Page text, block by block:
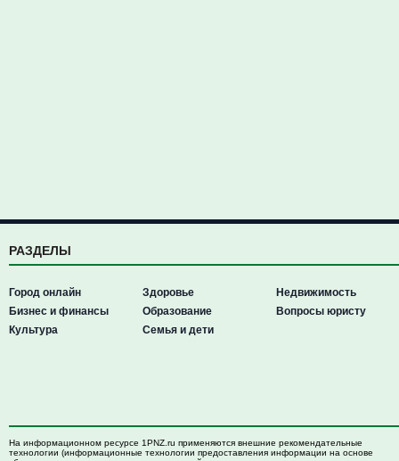
РАЗДЕЛЫ
Город онлайн
Бизнес и финансы
Культура
Здоровье
Образование
Семья и дети
Недвижимость
Вопросы юристу
На информационном ресурсе 1PNZ.ru применяются внешние рекомендательные
технологии (информационные технологии предоставления информации на основе